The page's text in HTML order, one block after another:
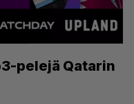
pelejä Qatarin